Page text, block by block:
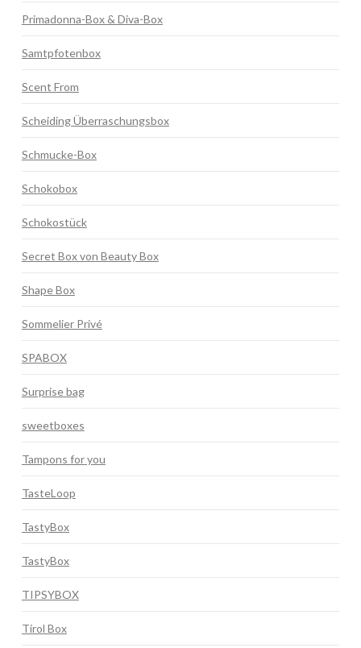
Primadonna-Box & Diva-Box
Samtpfotenbox
Scent From
Scheiding Überraschungsbox
Schmucke-Box
Schokobox
Schokostück
Secret Box von Beauty Box
Shape Box
Sommelier Privé
SPABOX
Surprise bag
sweetboxes
Tampons for you
TasteLoop
TastyBox
TastyBox
TIPSYBOX
Tirol Box